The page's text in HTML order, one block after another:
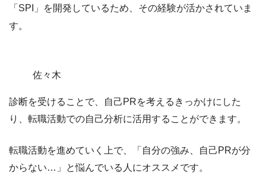
「SPI」を開発しているため、その経験が活かされていま
す。
佐々木
診断を受けることで、自己PRを考えるきっかけにした
り、 転職活動での自己分析に活用することができます。
転職活動を進めていく上で、
「自分の強み、自己PRが分
からない…」と悩んでいる人にオススメ です。